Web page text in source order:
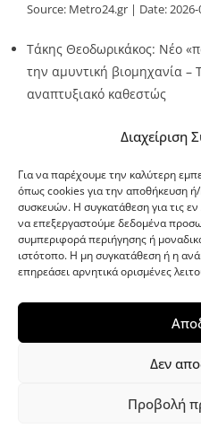
Διαχείριση
Για να παρέχουμε την καλύτερη
όπως cookies για την αποθήκευση
συσκευών. Η συγκατάθεση για τις
να επεξεργαστούμε δεδομένα
συμπεριφορά περιήγησης ή
ιστότοπο. Η μη συγκατάθεση ή η
επηρεάσει αρνητικά ορισμένες
Δεν
Προβολή
Source: Metro24.gr Date:
Τάκης Θεοδωρικάκος: Νέο
την αμυντική βιομηχανία –
αναπτυξιακό καθεστώς
G-point.gr